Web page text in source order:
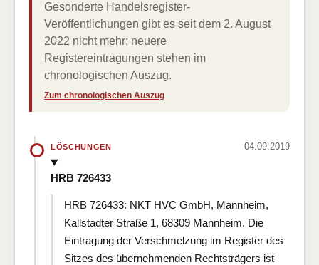
Gesonderte Handelsregister-
Veröffentlichungen gibt es seit dem 2. August
2022 nicht mehr; neuere
Registereintragungen stehen im
chronologischen Auszug.
Zum chronologischen Auszug
LÖSCHUNGEN 04.09.2019
HRB 726433
HRB 726433: NKT HVC GmbH, Mannheim,
Kallstadter Straße 1, 68309 Mannheim. Die
Eintragung der Verschmelzung im Register des
Sitzes des übernehmenden Rechtsträgers ist